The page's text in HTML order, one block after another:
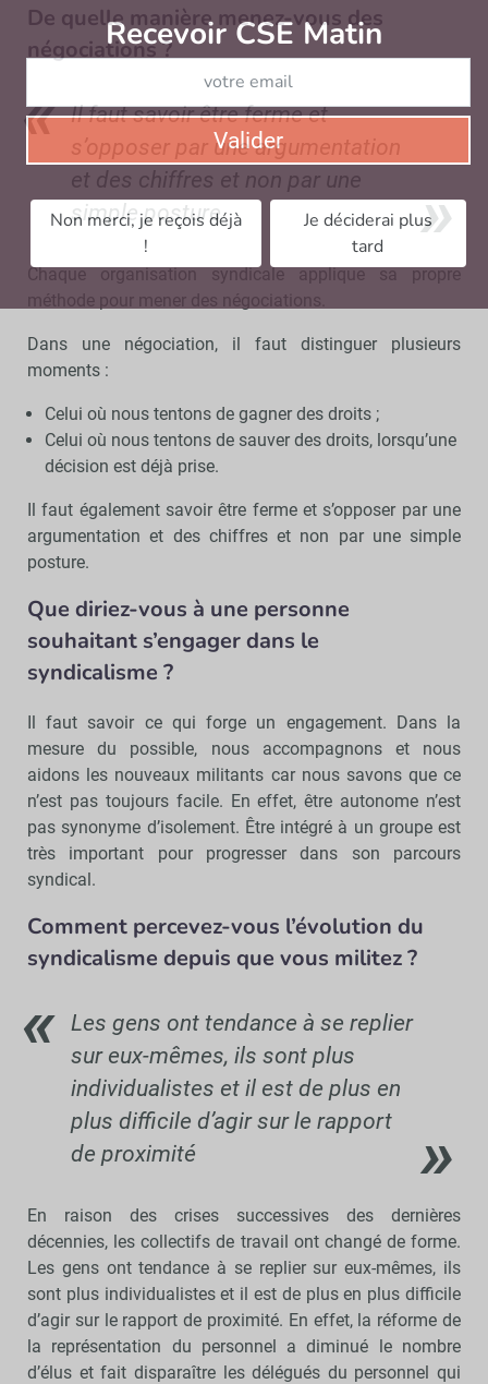
De quelle manière menez-vous des
négociations ?
Il faut savoir être ferme et
s’opposer par une argumentation
et des chiffres et non par une
simple posture
Chaque organisation syndicale applique sa propre
méthode pour mener des négociations.
Dans une négociation, il faut distinguer plusieurs
moments :
Celui où nous tentons de gagner des droits ;
Celui où nous tentons de sauver des droits, lorsqu’une
décision est déjà prise.
Il faut également savoir être ferme et s’opposer par une
argumentation et des chiffres et non par une simple
posture.
Que diriez-vous à une personne
souhaitant s’engager dans le
syndicalisme ?
Il faut savoir ce qui forge un engagement. Dans la
mesure du possible, nous accompagnons et nous
aidons les nouveaux militants car nous savons que ce
n’est pas toujours facile. En effet, être autonome n’est
pas synonyme d’isolement. Être intégré à un groupe est
très important pour progresser dans son parcours
syndical.
Comment percevez-vous l’évolution du
syndicalisme depuis que vous militez ?
Les gens ont tendance à se replier
sur eux-mêmes, ils sont plus
individualistes et il est de plus en
plus difficile d’agir sur le rapport
de proximité
En raison des crises successives des dernières
décennies, les collectifs de travail ont changé de forme.
Les gens ont tendance à se replier sur eux-mêmes, ils
sont plus individualistes et il est de plus en plus difficile
d’agir sur le rapport de proximité. En effet, la réforme de
la représentation du personnel a diminué le nombre
d’élus et fait disparaître les délégués du personnel qui
Recevoir CSE Matin
Valider
Non merci, je reçois déjà
!
Je déciderai plus
tard